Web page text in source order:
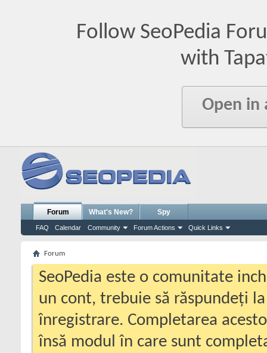
Follow SeoPedia
with
Open in
Forum
FAQ Calendar Community Forum Actions Quick Links
What's New? Spy
Forum
SeoPedia este o comunitate
un cont, trebuie să răspundeți
înregistrare. Completarea
însă modul în care sunt